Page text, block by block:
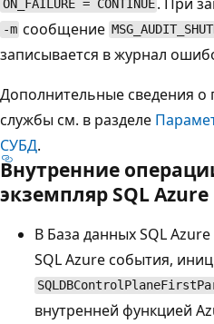
ON_FAILURE = CONTINUE
-m сообщение
записывается в журнал
Дополнительные сведения о
службы см. в разделе
СУБД.
Внутренние
экземпляр SQL Azure
В База данных SQL
SQL Azure события,
внутренней функцией